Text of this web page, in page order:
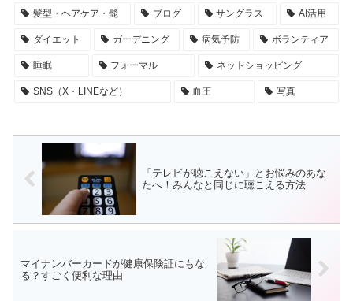
髪型・ヘアケア・髭 ブログ サングラス AI活用
ダイエット ガーデニング 病気予防 ボランティア
睡眠 フォーマル ネットショッピング
SNS（X・LINEなど） 血圧 写真
「テレビが聴こえない」とお悩みのあな
たへ！みんなと同じに聴こえる方法
マイナンバーカードが健康保険証にもな
る？すごく便利な理由